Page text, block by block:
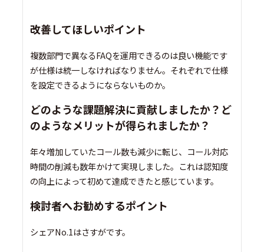
改善してほしいポイント
複数部門で異なるFAQを運用できるのは良い機能です
が仕様は統一しなければなりません。それぞれで仕様
を設定できるようにならないものか。
どのような課題解決に貢献しましたか？ど
のようなメリットが得られましたか？
年々増加していたコール数も減少に転じ、コール対応
時間の削減も数年かけて実現しました。これは認知度
の向上によって初めて達成できたと感じています。
検討者へお勧めするポイント
シェアNo.1はさすがです。